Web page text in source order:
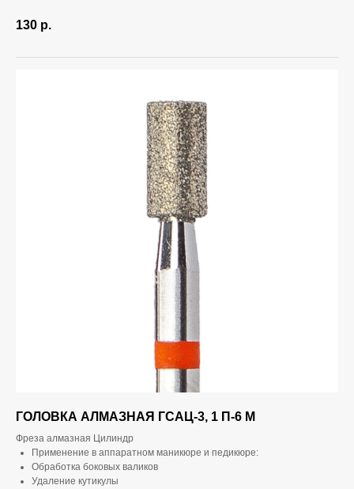
130 р.
ГОЛОВКА АЛМАЗНАЯ ГСАЦ-3, 1 П-6 М
Фреза алмазная Цилиндр
Применение в аппаратном маникюре и педикюре:
Обработка боковых валиков
Удаление кутикулы